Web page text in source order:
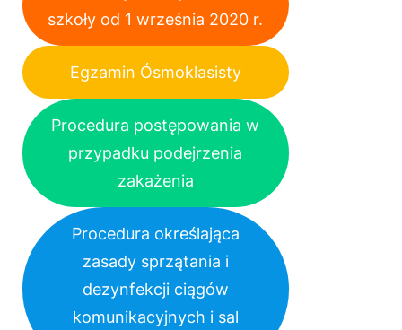
szkoły od 1 września 2020 r.
Egzamin Ósmoklasisty
Procedura postępowania w
przypadku podejrzenia
zakażenia
Procedura określająca
zasady sprzątania i
dezynfekcji ciągów
komunikacyjnych i sal